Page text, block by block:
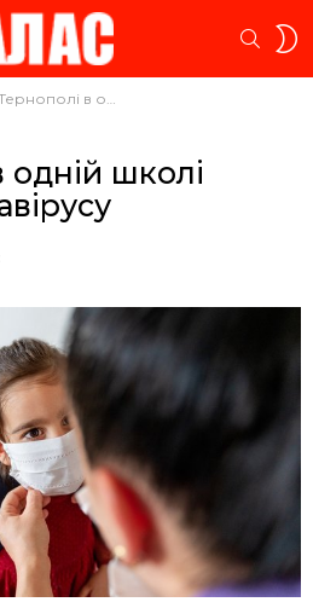
в одній школі спалах коронавірусу
одній школі